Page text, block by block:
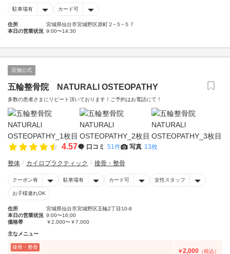
駐車場有 カード可
住所
宮城県仙台市宮城野区原町２−５−５７
本日の営業状況 9:00〜14:30
店舗公式
五輪整骨院 NATURALl OSTEOPATHY
多数の患者さまにリピート頂いております！ご予約はお電話にて！
4.57 口コミ 51件 写真 13枚
整体 カイロプラクティック 接骨・整骨
クーポン有 駐車場有 カード可 女性スタッフ
お子様連れOK
住所
宮城県仙台市宮城野区五輪2丁目10-8
本日の営業状況 9:00〜16:00
価格帯
￥2,000〜￥7,000
主なメニュー
接骨・整骨
￥2,000 （税込）